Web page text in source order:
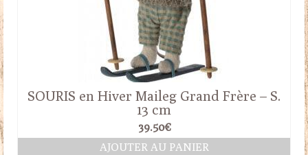
SOURIS en Hiver Maileg Grand Frère – S.
13 cm
39.50€
AJOUTER AU PANIER